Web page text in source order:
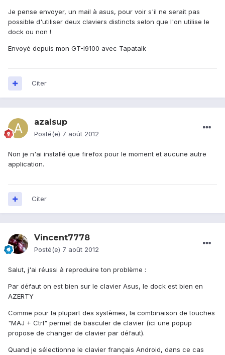
Je pense envoyer, un mail à asus, pour voir s'il ne serait pas
possible d'utiliser deux claviers distincts selon que l'on utilise le
dock ou non !
Envoyé depuis mon GT-I9100 avec Tapatalk
Citer
azalsup
Posté(e) 7 août 2012
Non je n'ai installé que firefox pour le moment et aucune autre
application.
Citer
Vincent7778
Posté(e) 7 août 2012
Salut, j'ai réussi à reproduire ton problème :
Par défaut on est bien sur le clavier Asus, le dock est bien en
AZERTY
Comme pour la plupart des systèmes, la combinaison de touches
"MAJ + Ctrl" permet de basculer de clavier (ici une popup
propose de changer de clavier par défaut).
Quand je sélectionne le clavier français Android, dans ce cas